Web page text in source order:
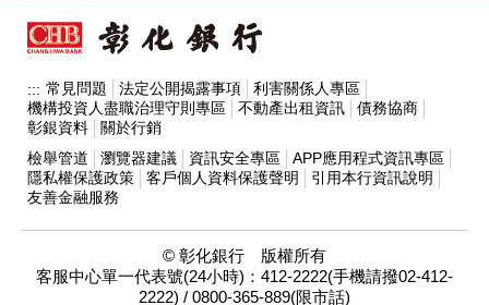
::: 常見問題 法定公開揭露事項
利害關係人專區
機構投資人盡職治理守則專區
不動產出租資訊
債務協商
彰銀資料
關於行銷
檢舉管道
瀏覽器建議 資訊安全專區
APP應用程式資訊專區
隱私權保護政策
客戶個人資料保護聲明
引用本行資訊說明
友善金融服務
© 彰化銀行 版權所有
客服中心單一代表號(24小時)：412-2222(手機請撥02-412-
2222) / 0800-365-889(限市話)